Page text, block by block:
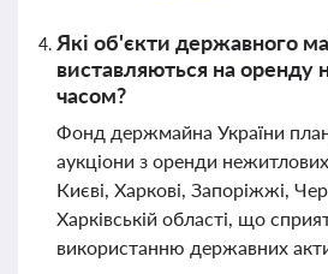
Які об'єкти державного
виставляються на
часом?
Фонд держмайна України
аукціони з оренди
Києві, Харкові, Запоріжжі,
Харківській області, що
використанню державних